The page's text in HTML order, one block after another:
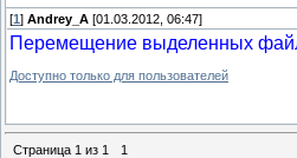
[1 ] Andrey_A [01.03.2012, 06:47]
Перемещение выделенных
Доступно только для пользователей
Страница 1 из 1 1